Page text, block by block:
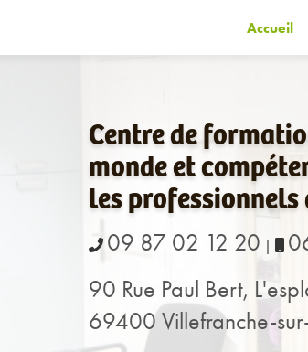
Accueil
Centre de
monde et
les professionnels
09 87 02 12 20 |
90 Rue Paul Bert,
69400 Villefranche-